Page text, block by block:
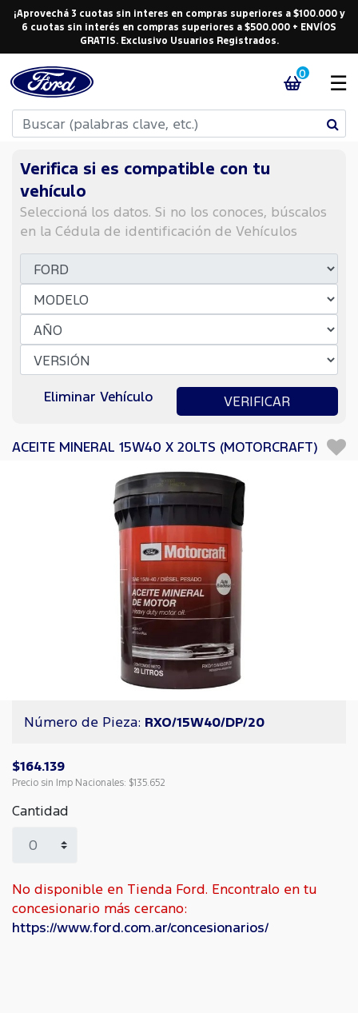
¡Aprovechá 3 cuotas sin interes en compras superiores a $100.000 y
6 cuotas sin interés en compras superiores a $500.000 + ENVÍOS
GRATIS. Exclusivo Usuarios Registrados.
0 ☰
Verifica si es compatible con tu
vehículo
Seleccioná los datos. Si no los conoces, búscalos
en la Cédula de identificación de Vehículos
Eliminar Vehículo VERIFICAR
ACEITE MINERAL 15W40 X 20LTS (MOTORCRAFT)
Número de Pieza: RXO/15W40/DP/20
$164.139
Precio sin Imp Nacionales: $135.652
Cantidad
No disponible en Tienda Ford. Encontralo en tu
concesionario más cercano:
https://www.ford.com.ar/concesionarios/